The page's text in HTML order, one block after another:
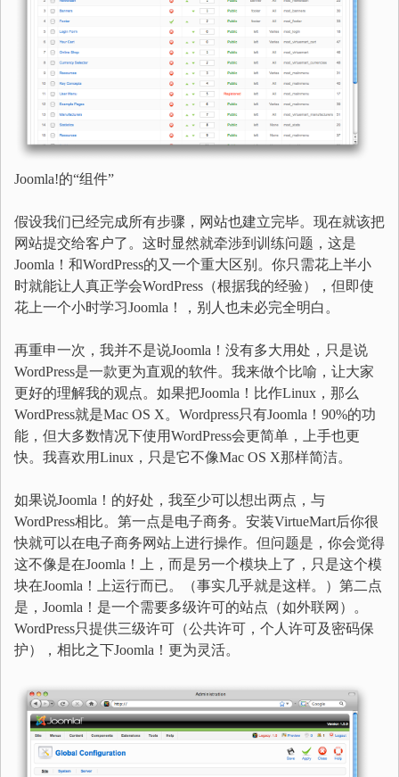
Joomla!的“组件”
假设我们已经完成所有步骤，网站也建立完毕。现在就该把
网站提交给客户了。这时显然就牵涉到训练问题，这是
Joomla！和WordPress的又一个重大区别。你只需花上半小
时就能让人真正学会WordPress（根据我的经验），但即使
花上一个小时学习Joomla！，别人也未必完全明白。
再重申一次，我并不是说Joomla！没有多大用处，只是说
WordPress是一款更为直观的软件。我来做个比喻，让大家
更好的理解我的观点。如果把Joomla！比作Linux，那么
WordPress就是Mac OS X。Wordpress只有Joomla！90%的功
能，但大多数情况下使用WordPress会更简单，上手也更
快。我喜欢用Linux，只是它不像Mac OS X那样简洁。
如果说Joomla！的好处，我至少可以想出两点，与
WordPress相比。第一点是电子商务。安装VirtueMart后你很
快就可以在电子商务网站上进行操作。但问题是，你会觉得
这不像是在Joomla！上，而是另一个模块上了，只是这个模
块在Joomla！上运行而已。（事实几乎就是这样。）第二点
是，Joomla！是一个需要多级许可的站点（如外联网）。
WordPress只提供三级许可（公共许可，个人许可及密码保
护），相比之下Joomla！更为灵活。